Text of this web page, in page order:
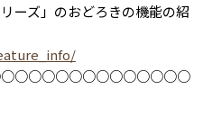
ーズ」のおどろきの機能の紹